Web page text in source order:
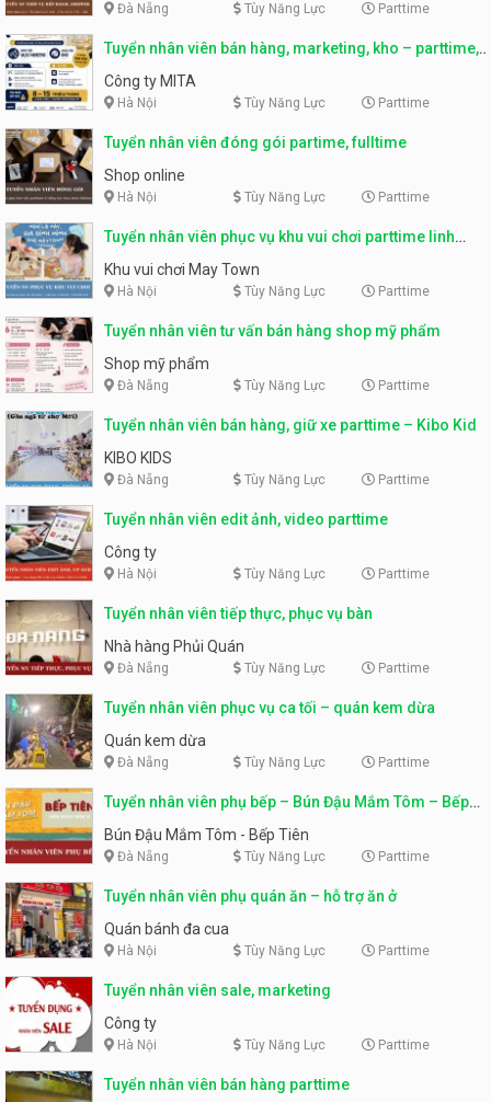
Đà Nẵng Tùy Năng Lực Parttime
Tuyển nhân viên bán hàng, marketing, kho – parttime,
fulltime
Công ty MITA
Hà Nội Tùy Năng Lực Parttime
Tuyển nhân viên đóng gói partime, fulltime
Shop online
Hà Nội Tùy Năng Lực Parttime
Tuyển nhân viên phục vụ khu vui chơi parttime linh
động
Khu vui chơi May Town
Hà Nội Tùy Năng Lực Parttime
Tuyển nhân viên tư vấn bán hàng shop mỹ phẩm
Shop mỹ phẩm
Đà Nẵng Tùy Năng Lực Parttime
Tuyển nhân viên bán hàng, giữ xe parttime – Kibo Kid
KIBO KIDS
Đà Nẵng Tùy Năng Lực Parttime
Tuyển nhân viên edit ảnh, video parttime
Công ty
Hà Nội Tùy Năng Lực Parttime
Tuyển nhân viên tiếp thực, phục vụ bàn
Nhà hàng Phủi Quán
Đà Nẵng Tùy Năng Lực Parttime
Tuyển nhân viên phục vụ ca tối – quán kem dừa
Quán kem dừa
Đà Nẵng Tùy Năng Lực Parttime
Tuyển nhân viên phụ bếp – Bún Đậu Mắm Tôm – Bếp
Tiên
Bún Đậu Mắm Tôm - Bếp Tiên
Đà Nẵng Tùy Năng Lực Parttime
Tuyển nhân viên phụ quán ăn – hỗ trợ ăn ở
Quán bánh đa cua
Hà Nội Tùy Năng Lực Parttime
Tuyển nhân viên sale, marketing
Công ty
Hà Nội Tùy Năng Lực Parttime
Tuyển nhân viên bán hàng parttime